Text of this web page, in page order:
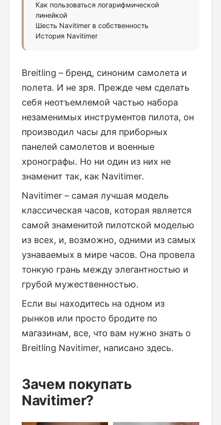
Как пользоваться логарифмической
линейкой
Шесть Navitimer в собственность
История Navitimer
Breitling – бренд, синоним самолета и
полета. И не зря. Прежде чем сделать
себя неотъемлемой частью набора
незаменимых инструментов пилота, он
производил часы для приборных
панелей самолетов и военные
хронографы. Но ни один из них не
знаменит так, как Navitimer.
Navitimer – самая лучшая модель
классическая часов, которая является
самой знаменитой пилотской моделью
из всех, и, возможно, одними из самых
узнаваемых в мире часов. Она провела
тонкую грань между элегантностью и
грубой мужественностью.
Если вы находитесь на одном из
рынков или просто бродите по
магазинам, все, что вам нужно знать о
Breitling Navitimer, написано здесь.
Зачем покупать
Navitimer?